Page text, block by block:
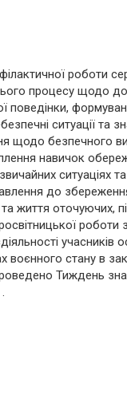
роботи
процесу щодо
поведінки,
ситуації та
щодо безпечного
навичок
ситуаціях та
до
життя оточуючих,
роботи
учасників
воєнного стану в
Тиждень